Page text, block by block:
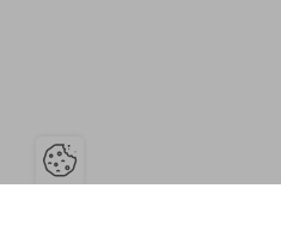
Ouvrir la barre